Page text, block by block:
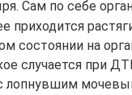
Сам по себе
приходится
состоянии на
случается при
лопнувшим